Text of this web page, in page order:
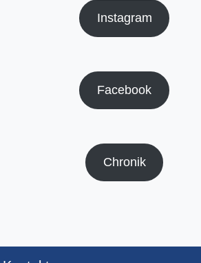
Instagram
Facebook
Chronik